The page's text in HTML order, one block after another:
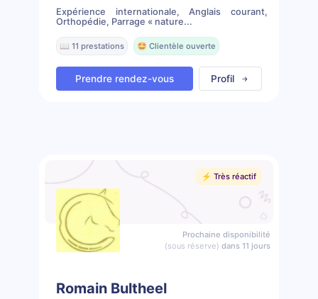
Expérience internationale, Anglais courant,
Orthopédie, Parrage « nature...
📖 11 prestations 🤩 Clientèle ouverte
Prendre rendez-vous Profil
⚡️ Très réactif
Prochaine disponibilité
(sous réserve) dans 11 jours
Romain Bultheel